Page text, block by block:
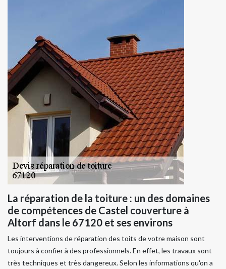
La réparation de la toiture : un des domaines
de compétences de Castel couverture à
Altorf dans le 67120 et ses environs
Les interventions de réparation des toits de votre maison sont
toujours à confier à des professionnels. En effet, les travaux sont
très techniques et très dangereux. Selon les informations qu'on a